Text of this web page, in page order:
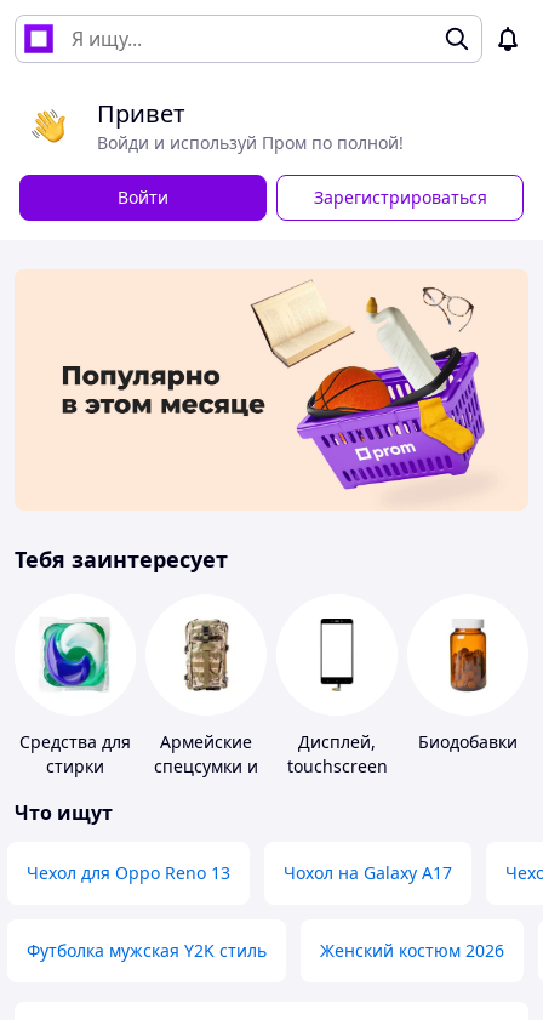
Привет
Войди и используй Пром по полной!
Войти Зарегистрироваться
Тебя заинтересует
Средства для
стирки
Армейские
спецсумки и
Дисплей,
touchscreen
Биодобавки
Что ищут
Чехол для Oppo Reno 13 Чохол на Galaxy A17
Футболка мужская Y2K стиль Женский костюм 2026